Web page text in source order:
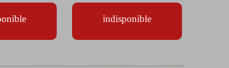
indisponible